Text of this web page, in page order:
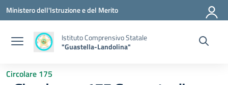
Vai ai contenuti
Vai al menu di navigazione
Vai al footer
Ministero dell'Istruzione e del Merito
Istituto Comprensivo Statale
"Guastella-Landolina"
Circolare 175